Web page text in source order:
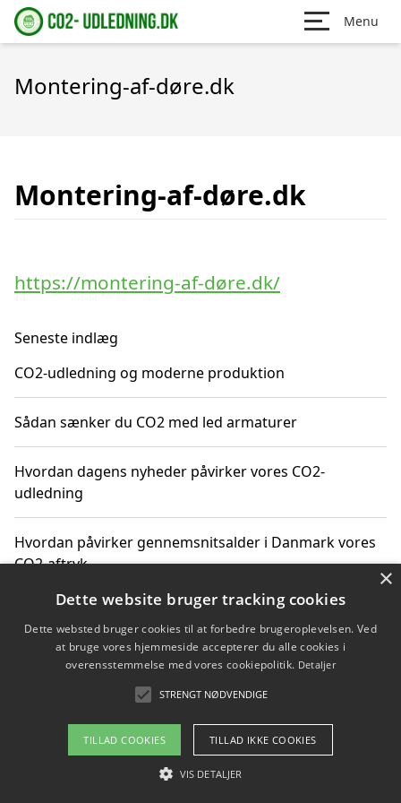
Menu
Montering-af-døre.dk
Montering-af-døre.dk
https://montering-af-døre.dk/
Seneste indlæg
CO2-udledning og moderne produktion
Sådan sænker du CO2 med led armaturer
Hvordan dagens nyheder påvirker vores CO2-
udledning
Hvordan påvirker gennemsnitsalder i Danmark vores
CO2-aftryk
Hvordan nyheder om CO2-udledning påvirker vores
hverdag
Om / kontakt
Blog Betingelser
×
Dette website bruger tracking cookies
Dette websted bruger cookies til at forbedre brugeroplevelsen. Ved
at bruge vores hjemmeside accepterer du alle cookies i
overensstemmelse med vores cookiepolitik. Detaljer
STRENGT NØDVENDIGE
TILLAD COOKIES TILLAD IKKE COOKIES
VIS DETALJER